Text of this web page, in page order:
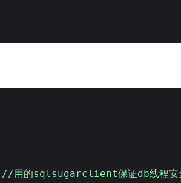
//用的sqlsugarclient保证db线程安